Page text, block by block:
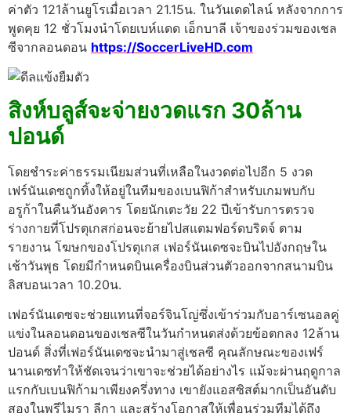
ค่าตัว 121ล้านยูโรเมื่อเวลา 21.15น. ในวันเดดไลน์ หลังจากการ
พูดคุย 12 ชั่วโมงนำโดยเบห์แดด เอ็กบาลี เจ้าของร่วมของเชล
ซีจากลอนดอน https://SoccerLiveHD.com
สิงห์บลูส์จะจ่ายงวดแรก 30ล้าน
ปอนด์
โดยชำระค่าธรรมเนียมส่วนที่เหลือในงวดต่อไปอีก 5 งวด
เฟร์นันเดซถูกทิ้งให้อยู่ในทีมของเบนฟิก้าสำหรับเกมพบกับ
อรูก้าในคืนวันอังคาร โดยนักเตะวัย 22 ปีเข้ารับการตรวจ
ร่างกายที่โปรตุเกสก่อนจะย้ายไปสแตมฟอร์ดบริดจ์ ตาม
รายงาน โฆษกของโปรตุเกส เฟอร์นันเดซจะบินไปอังกฤษใน
เช้าวันพุธ โดยมีกำหนดบินเครื่องบินส่วนตัวออกจากสนามบิน
ลิสบอนเวลา 10.20น.
เฟอร์นันเดซจะช่วยแทนที่จอร์จินโญ่ซึ่งเข้าร่วมกับอาร์เซนอลคู่
แข่งในลอนดอนของเชลซีในวันกำหนดส่งด้วยข้อตกลง 12ล้าน
ปอนด์ สิ่งที่เฟอร์นันเดซจะนำมาสู่เชลซี คุณลักษณะของเฟร์
นานเดซทำให้ชัดเจนว่าเขาจะช่วยได้อย่างไร แม้จะผ่านฤดูกาล
แรกกับเบนฟิก้ามาเพียงครึ่งทาง เขายังแอสซิสต์มากเป็นอันดับ
สองในพรีไมรา ลีกา และสร้างโอกาสให้เพื่อนร่วมทีมได้ถึง